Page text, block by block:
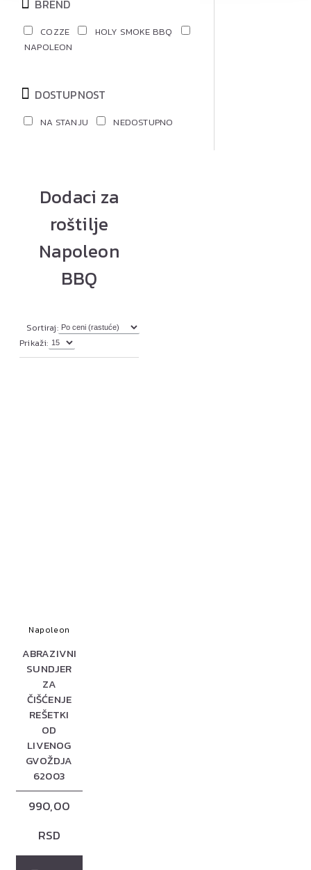
BREND
COZZE
HOLY SMOKE BBQ
NAPOLEON
DOSTUPNOST
NA STANJU NEDOSTUPNO
Dodaci za
roštilje
Napoleon
BBQ
Sortiraj:
Prikaži:
Napoleon
ABRAZIVNI
SUNDJER
ZA
ČIŠĆENJE
REŠETKI
OD
LIVENOG
GVOŽDJA
62003
990,00
RSD